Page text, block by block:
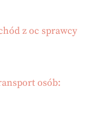
z oc sprawcy
osób: